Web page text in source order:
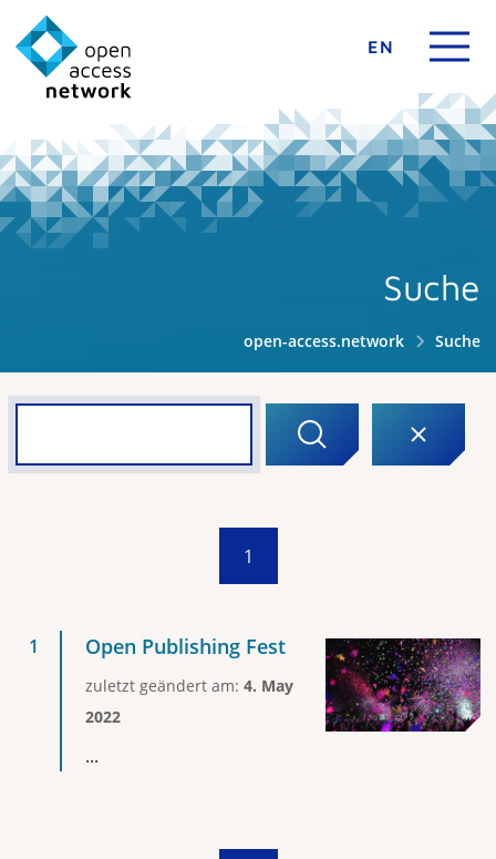
EN
Suche
open-access.network Suche
1
Open Publishing Fest
zuletzt geändert am: 4. May
2022
...